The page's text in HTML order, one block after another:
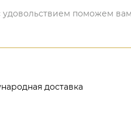
удовольствием поможем
доставка